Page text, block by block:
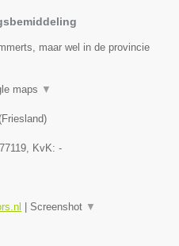
maar wel in de provincie
maps ▼
Friesland)
, KvK: -
Screenshot ▼